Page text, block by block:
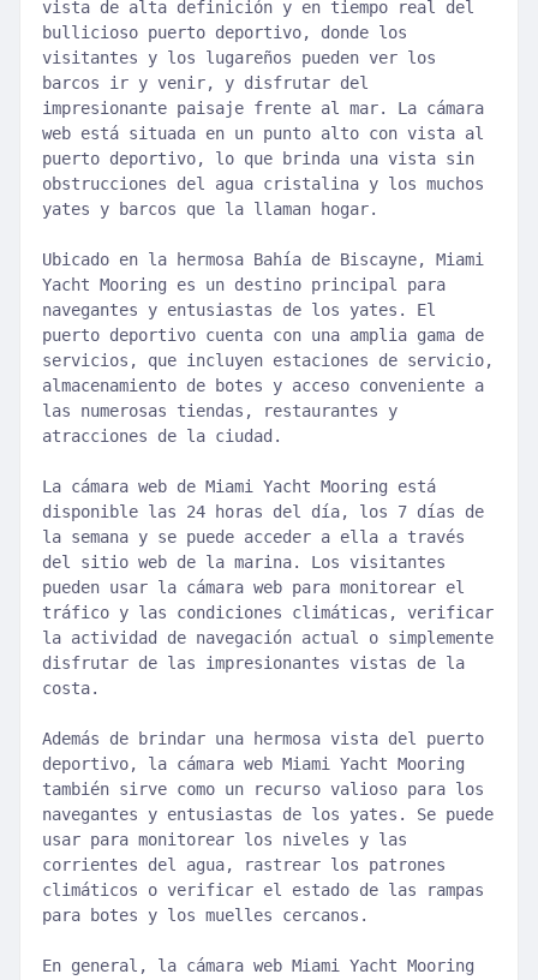
vista de alta definición y en tiempo real del
bullicioso puerto deportivo, donde los
visitantes y los lugareños pueden ver los
barcos ir y venir, y disfrutar del
impresionante paisaje frente al mar. La cámara
web está situada en un punto alto con vista al
puerto deportivo, lo que brinda una vista sin
obstrucciones del agua cristalina y los muchos
yates y barcos que la llaman hogar.
Ubicado en la hermosa Bahía de Biscayne, Miami
Yacht Mooring es un destino principal para
navegantes y entusiastas de los yates. El
puerto deportivo cuenta con una amplia gama de
servicios, que incluyen estaciones de servicio,
almacenamiento de botes y acceso conveniente a
las numerosas tiendas, restaurantes y
atracciones de la ciudad.
La cámara web de Miami Yacht Mooring está
disponible las 24 horas del día, los 7 días de
la semana y se puede acceder a ella a través
del sitio web de la marina. Los visitantes
pueden usar la cámara web para monitorear el
tráfico y las condiciones climáticas, verificar
la actividad de navegación actual o simplemente
disfrutar de las impresionantes vistas de la
costa.
Además de brindar una hermosa vista del puerto
deportivo, la cámara web Miami Yacht Mooring
también sirve como un recurso valioso para los
navegantes y entusiastas de los yates. Se puede
usar para monitorear los niveles y las
corrientes del agua, rastrear los patrones
climáticos o verificar el estado de las rampas
para botes y los muelles cercanos.
En general, la cámara web Miami Yacht Mooring